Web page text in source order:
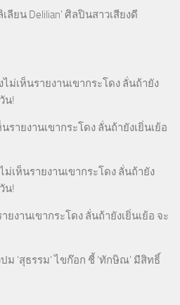
เลียน Delilian’ ศิลปินสาวเสียงดี
ไม่เห็นรายงานเขากระโดง ลั่นถ้ายัง
น!
รายงานเขากระโดง ลั่นถ้ายังเยิ่นเย้อ
ม่เห็นรายงานเขากระโดง ลั่นถ้ายัง
น!
ยงานเขากระโดง ลั่นถ้ายังเยิ่นเย้อ จะ
ปม ‘สุธรรม’ ไขก๊อก ชี้ ‘ทักษิณ’ มีสิทธิ์